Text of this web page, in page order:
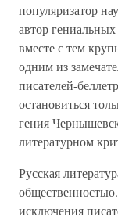
популяризатор
автор
вместе с тем
одним из
писателей-
остановиться
гения
литературном
Русская
исключения